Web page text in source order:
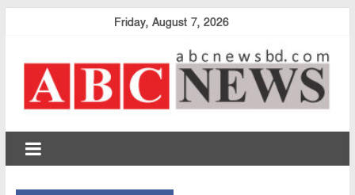
Friday, August 7, 2026
abcnewsbd